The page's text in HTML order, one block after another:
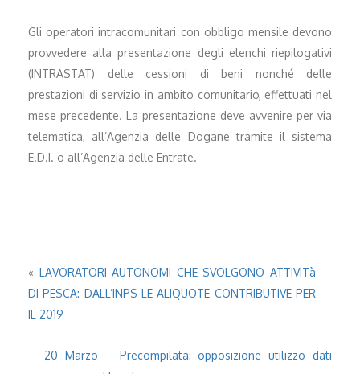
Gli operatori intracomunitari con obbligo mensile devono
provvedere alla presentazione degli elenchi riepilogativi
(INTRASTAT) delle cessioni di beni nonché delle
prestazioni di servizio in ambito comunitario, effettuati nel
mese precedente. La presentazione deve avvenire per via
telematica, all’Agenzia delle Dogane tramite il sistema
E.D.I. o all’Agenzia delle Entrate.
« LAVORATORI AUTONOMI CHE SVOLGONO ATTIVITà
DI PESCA: DALL’INPS LE ALIQUOTE CONTRIBUTIVE PER
IL 2019
20 Marzo – Precompilata: opposizione utilizzo dati